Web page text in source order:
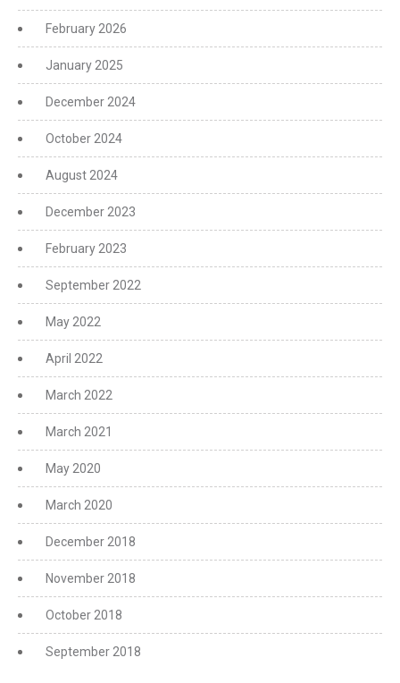
February 2026
January 2025
December 2024
October 2024
August 2024
December 2023
February 2023
September 2022
May 2022
April 2022
March 2022
March 2021
May 2020
March 2020
December 2018
November 2018
October 2018
September 2018